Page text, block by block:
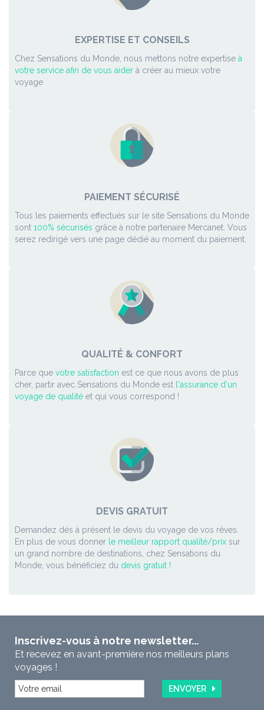
EXPERTISE ET CONSEILS
Chez Sensations du Monde, nous mettons notre expertise à
votre service afin de vous aider à créer au mieux votre
voyage
PAIEMENT SÉCURISÉ
Tous les paiements effectués sur le site Sensations du Monde
sont 100% sécurisés grâce à notre partenaire Mercanet. Vous
serez redirigé vers une page dédié au moment du paiement.
QUALITÉ & CONFORT
Parce que votre satisfaction est ce que nous avons de plus
cher, partir avec Sensations du Monde est l'assurance d'un
voyage de qualité et qui vous correspond !
DEVIS GRATUIT
Demandez dès à présent le devis du voyage de vos rêves.
En plus de vous donner le meilleur rapport qualité/prix sur
un grand nombre de destinations, chez Sensations du
Monde, vous bénéficiez du devis gratuit !
Inscrivez-vous à notre newsletter...
Et recevez en avant-première nos meilleurs plans
voyages !
ENVOYER